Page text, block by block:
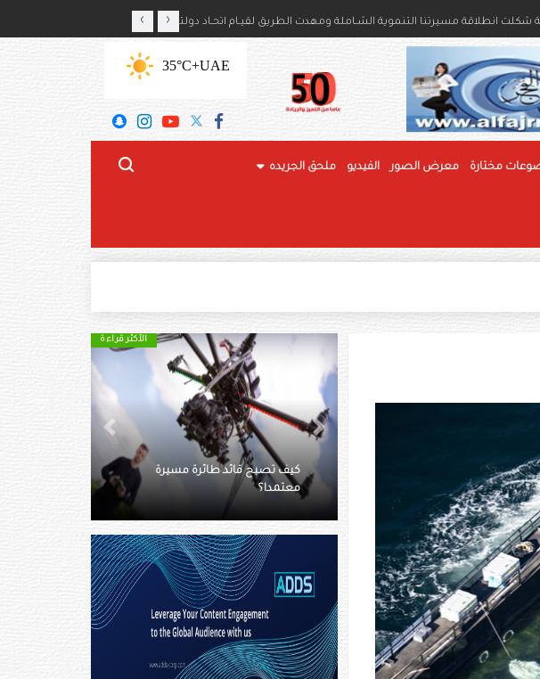
رئيس بوليفيا وحاكم عام جامايكا بذكرى استقلال بلديهما ‹ ›
UAE
+35°C
مختارة معرض الصور الفيديو ملحق الجريده
كيف تصبح قائد طائرة مسيرة
معتمدا؟
الأكثر قراءة
كيف تحول هاتفك الذكي لكاميرا
ويب؟
Previous
Next